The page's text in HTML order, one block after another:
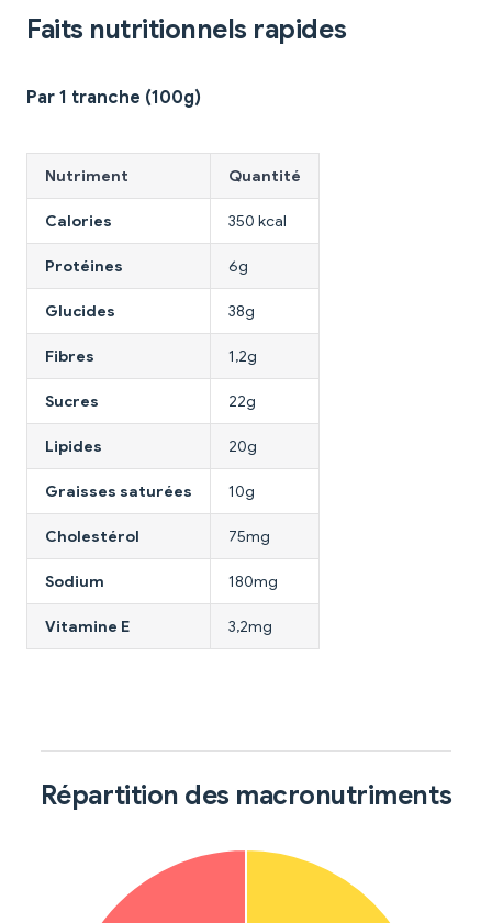
Faits nutritionnels rapides
Par 1 tranche (100g)
Nutriment Quantité
Calories 350 kcal
Protéines 6g
Glucides 38g
Fibres 1,2g
Sucres 22g
Lipides 20g
Graisses saturées 10g
Cholestérol 75mg
Sodium 180mg
Vitamine E 3,2mg
Répartition des macronutriments